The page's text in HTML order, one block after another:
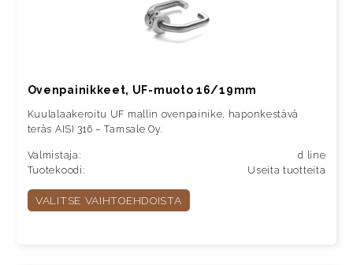
Ovenpainikkeet, UF-muoto 16/19mm
Kuulalaakeroitu UF mallin ovenpainike, haponkestävä
teräs AISI 316 – Tamsale Oy.
Valmistaja:
d line
Tuotekoodi:
Useita tuotteita
VALITSE VAIHTOEHDOISTA